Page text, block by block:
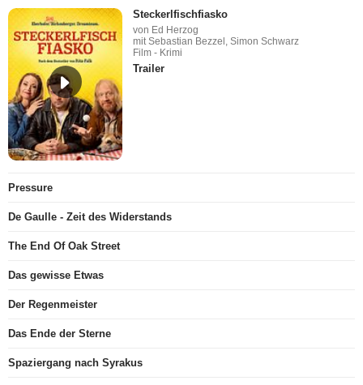
Steckerlfischfiasko
von Ed Herzog
mit Sebastian Bezzel, Simon Schwarz
Film - Krimi
Trailer
Pressure
De Gaulle - Zeit des Widerstands
The End Of Oak Street
Das gewisse Etwas
Der Regenmeister
Das Ende der Sterne
Spaziergang nach Syrakus